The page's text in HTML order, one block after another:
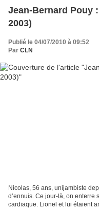
Jean-Bernard Pouy
2003)
Publié le 04/07/2010 à 09:52
Par CLN
Nicolas, 56 ans, unijambiste
d’ennuis. Ce jour-là, on enterre
cardiaque. Lionel et lui étaient